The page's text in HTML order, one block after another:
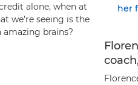
alone, when at
we’re seeing is the
brains?